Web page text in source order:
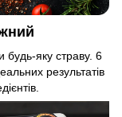
будь-яку страву. 6
результатів